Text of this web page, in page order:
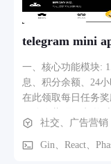
telegram mini
一、核心功能模块: 1. 用户主页模块(Home) - 展示用户基本信
息、积分余额、24
在此领取每日任务
看可用积分总额、
完整的积分获取/消
社交、广告营销
Gin、React、